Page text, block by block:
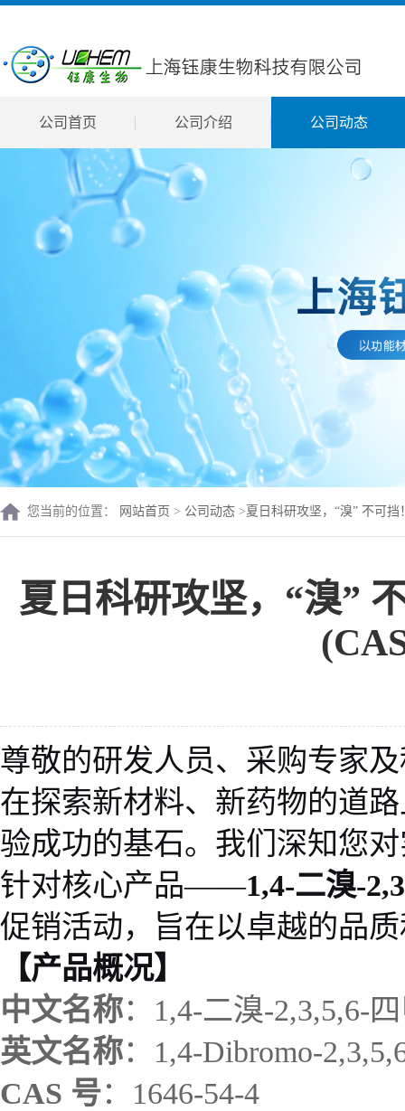
公司首页 公司介绍 公司动态
您当前的位置： 网站首页 > 公司动态 >夏日科研攻坚，“溴” 不可
夏日科研攻坚，“溴”
尊敬的研发人员、采购专家
在探索新材料、新药物的道
验成功的基石。我们深知您
针对核心产品——1,4-二溴-
促销活动，旨在以卓越的品
【产品概况】
中文名称：1,4-二溴-2,3,5,6-
英文名称：1,4-Dibromo-
CAS 号：1646-54-4